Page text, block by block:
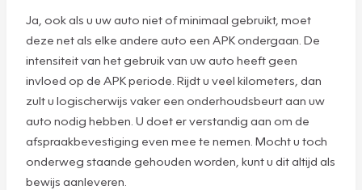
Ja, ook als u uw auto niet of minimaal gebruikt, moet
deze net als elke andere auto een APK ondergaan. De
intensiteit van het gebruik van uw auto heeft geen
invloed op de APK periode. Rijdt u veel kilometers, dan
zult u logischerwijs vaker een onderhoudsbeurt aan uw
auto nodig hebben. U doet er verstandig aan om de
afspraakbevestiging even mee te nemen. Mocht u toch
onderweg staande gehouden worden, kunt u dit altijd als
bewijs aanleveren.